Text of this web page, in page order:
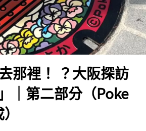
那裡！ ？大阪探訪
」│第二部分（Poke